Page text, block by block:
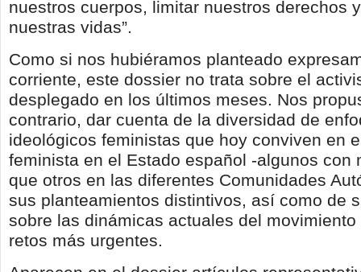
nuestros cuerpos, limitar nuestros derechos
nuestras vidas”.
Como si nos hubiéramos planteado
corriente, este dossier no trata sobre el
desplegado en los últimos meses. Nos
contrario, dar cuenta de la diversidad de
ideológicos feministas que hoy conviven en
feminista en el Estado español -algunos con
que otros en las diferentes Comunidades
sus planteamientos distintivos, así como de
sobre las dinámicas actuales del
retos más urgentes.